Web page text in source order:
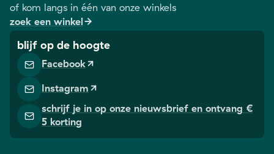
of kom langs in één van onze winkels
zoek een winkel
blijf op de hoogte
Facebook
Instagram
schrijf je in op onze nieuwsbrief en ontvang €
5 korting